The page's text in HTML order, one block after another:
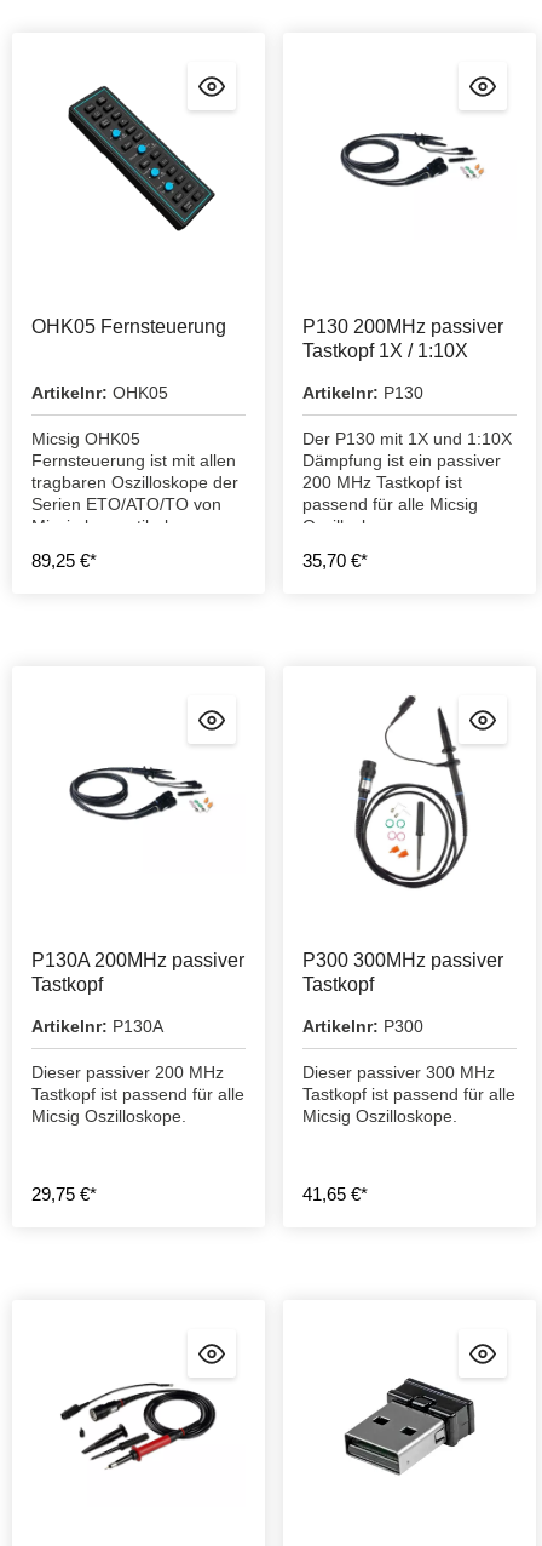
OHK05 Fernsteuerung
Artikelnr: OHK05
Micsig OHK05
Fernsteuerung ist mit allen
tragbaren Oszilloskope der
Serien ETO/ATO/TO von
Micsig kompatibel.
89,25 €*
P130 200MHz passiver
Tastkopf 1X / 1:10X
Artikelnr: P130
Der P130 mit 1X und 1:10X
Dämpfung ist ein passiver
200 MHz Tastkopf ist
passend für alle Micsig
Oszilloskope.
35,70 €*
P130A 200MHz passiver
Tastkopf
Artikelnr: P130A
Dieser passiver 200 MHz
Tastkopf ist passend für alle
Micsig Oszilloskope.
29,75 €*
P300 300MHz passiver
Tastkopf
Artikelnr: P300
Dieser passiver 300 MHz
Tastkopf ist passend für alle
Micsig Oszilloskope.
41,65 €*